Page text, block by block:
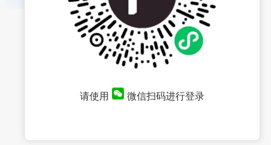
请使用 微信扫码进行登录